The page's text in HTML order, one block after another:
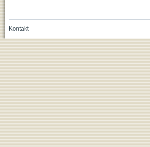
Kontakt